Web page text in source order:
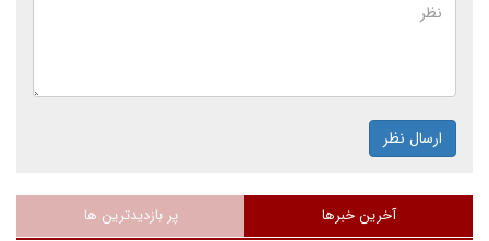
ارسال نظر
آخرین خبرها پر بازدیدترین ها